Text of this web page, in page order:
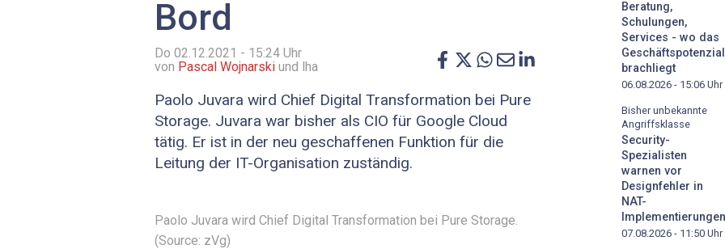
Bord
Do 02.12.2021 - 15:24 Uhr
von Pascal Wojnarski und lha
Paolo Juvara wird Chief Digital Transformation bei Pure
Storage. Juvara war bisher als CIO für Google Cloud
tätig. Er ist in der neu geschaffenen Funktion für die
Leitung der IT-Organisation zuständig.
Paolo Juvara wird Chief Digital Transformation bei Pure Storage.
(Source: zVg)
Beratung,
Schulungen,
Services - wo das
Geschäftspotenzial
brachliegt
06.08.2026 - 15:06 Uhr
Bisher unbekannte
Angriffsklasse
Security-
Spezialisten
warnen vor
Designfehler in
NAT-
Implementierungen
07.08.2026 - 11:50 Uhr